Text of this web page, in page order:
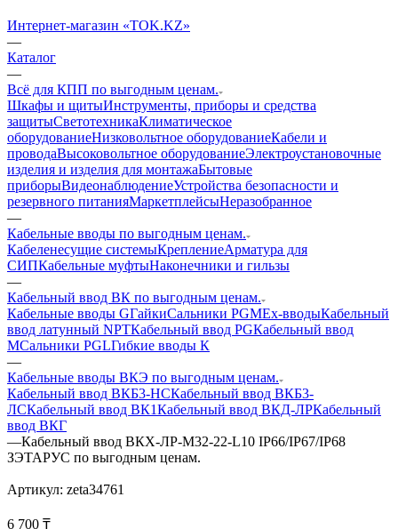
Интернет-магазин «TOK.KZ»
—
Каталог
—
Всё для КПП по выгодным ценам.
Шкафы и щитыИнструменты, приборы и средства
защитыСветотехникаКлиматическое
оборудованиеНизковольтное оборудованиеКабели и
проводаВысоковольтное оборудованиеЭлектроустановочные
изделия и изделия для монтажаБытовые
приборыВидеонаблюдениеУстройства безопасности и
резервного питанияМаркетплейсыНеразобранное
—
Кабельные вводы по выгодным ценам.
Кабеленесущие системыКреплениеАрматура для
СИПКабельные муфтыНаконечники и гильзы
—
Кабельный ввод ВК по выгодным ценам.
Кабельные вводы GГайкиСальники PGMЕх-вводыКабельный
ввод латунный NPTКабельный ввод PGКабельный ввод
МСальники PGLГибкие вводы К
—
Кабельные вводы ВКЭ по выгодным ценам.
Кабельный ввод ВКБ3-НСКабельный ввод ВКБ3-
ЛСКабельный ввод ВК1Кабельный ввод ВКД-ЛРКабельный
ввод ВКГ
—Кабельный ввод ВКХ-ЛР-М32-22-L10 IP66/IP67/IP68
ЗЭТАРУС по выгодным ценам.
Артикул: zeta34761
6 700 ₸